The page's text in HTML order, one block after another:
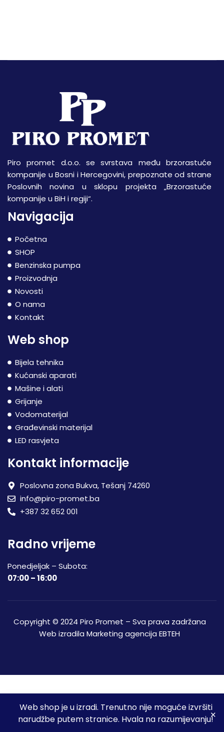
Web shop je u izradi. Trenutno nije moguće izvršiti
narudžbe putem stranice. Hvala na razumijevanju!
Piro promet d.o.o. se svrstava među brzorastuće
kompanije u Bosni i Hercegovini, prepoznate od strane
Poslovnih novina u sklopu projekta „Brzorastuće
kompanije u BiH i regiji“.
Navigacija
Početna
SHOP
Benzinska pumpa
Proizvodnja
Novosti
O nama
Kontakt
Web shop
Bijela tehnika
Kućanski aparati
Mašine i alati
Grijanje
Vodomaterijal
Građevinski materijal
LED rasvjeta
Kontakt informacije
Poslovna zona Bukva, Tešanj 74260
info@piro-promet.ba
+387 32 652 001
Radno vrijeme
Ponedjeljak – Subota:
07:00 – 16:00
Copyright © 2024 Piro Promet – Sva prava zadržana
Web izradila Marketing agencija EBTEH
Moj račun